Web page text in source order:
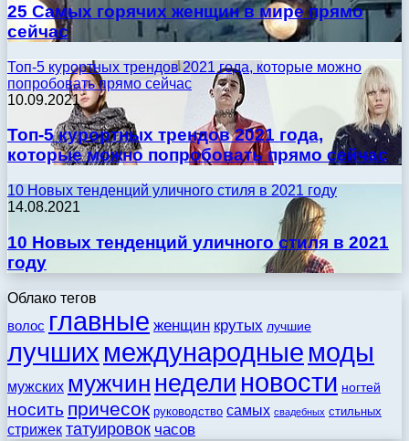
25 Самых горячих женщин в мире прямо
сейчас
Топ-5 курортных трендов 2021 года, которые можно
попробовать прямо сейчас
10.09.2021
Топ-5 курортных трендов 2021 года,
которые можно попробовать прямо сейчас
10 Новых тенденций уличного стиля в 2021 году
14.08.2021
10 Новых тенденций уличного стиля в 2021
году
Облако тегов
волос главные женщин крутых лучшие
лучших международные моды
мужских мужчин недели новости ногтей
носить причесок руководство самых свадебных стильных
стрижек татуировок часов